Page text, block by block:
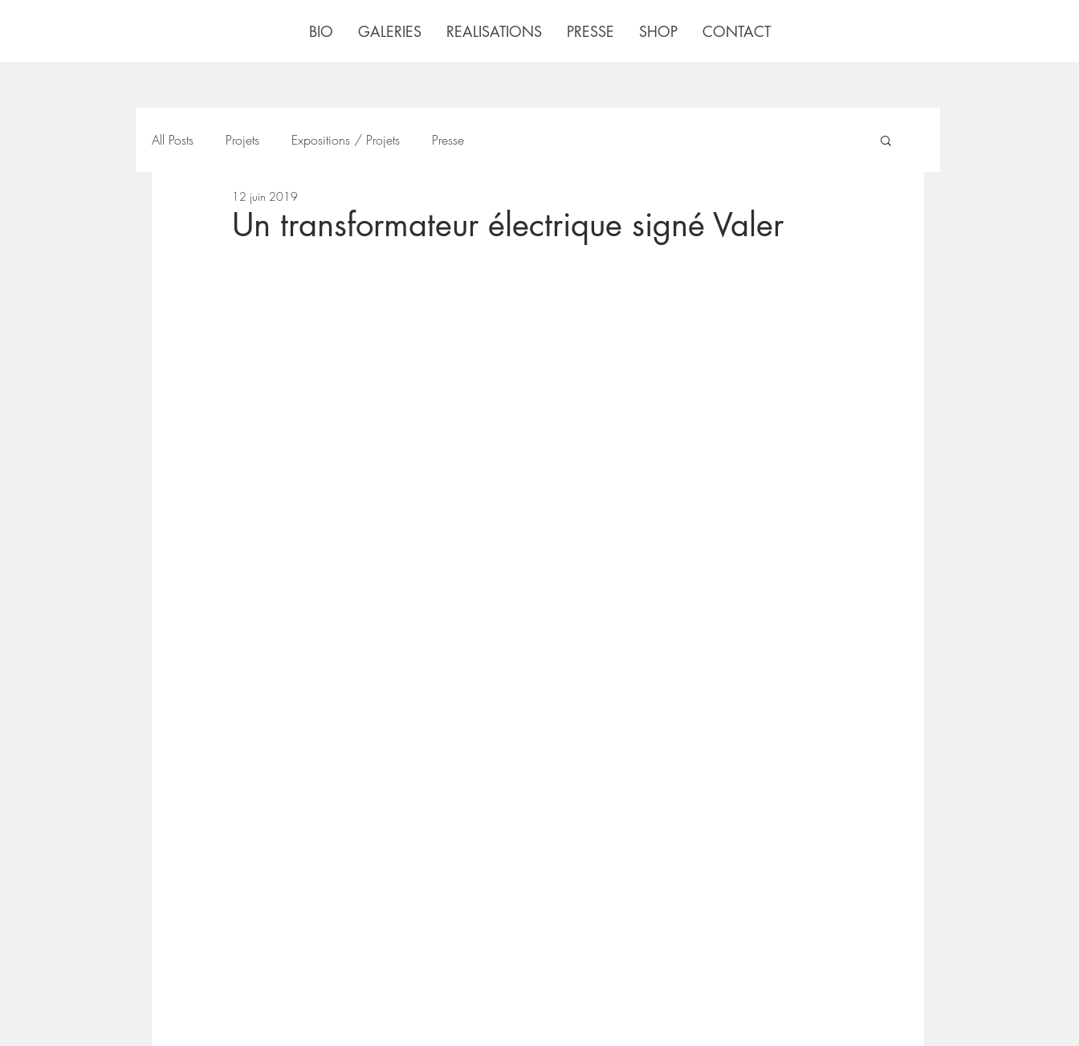
BIO GALERIES REALISATIONS PRESSE SHOP CONTACT
All Posts Projets Expositions / Projets Presse
Un transformateur électrique signé Valer
12 juin 2019